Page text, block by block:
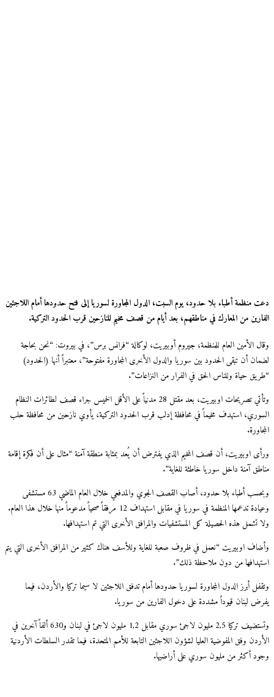
منظمة أطباء بلا حدود، يوم السبت، الدول المجاورة لسوريا إلى فتح حدودها أمام اللاجئين
من المعارك في مناطقهم، بعد أيام من قصف مخيم للنازحين قرب الحدود التركية.
الأمين العام للمنظمة، جيروم أوبيريت، لوكالة “فرانس برس”، في بيروت: “نحن بحاجة
أن تبقى الحدود بين سوريا والدول الأخرى المجاورة مفتوحة”، معتبراً أنها (الحدود)
حياة وللناس الحق في الفرار من النزاعات”.
وتأتي تصريحات اوبيريت، بعد مقتل 28 مدنياً على الأقل الخميس جراء قصف لطائرات النظام
استهدف مخيماً في محافظة إدلب قرب الحدود التركية، يأوي نازحين من محافظة حلب
اوبيريت، أن قصف المخيم الذي يفترض أن يُعد بمثابة منطقة آمنة “مثال على أن فكرة إقامة
آمنة داخل سوريا خاطئة للغاية”.
وبحسب أطباء بلا حدود، أصاب القصف الجوي والمدفعي خلال العام الماضي 63 مستشفى
وعيادة تدعمها المنظمة في سوريا في مقابل استهداف 12 مرفقاً صحياً مدعوماً منها خلال هذا العام.
تشمل هذه الحصيلة كل المستشفيات والمرافق الأخرى التي تم استهدافها.
اوبيريت “نعمل في ظروف صعبة للغاية وللأسف هناك كثير من المرافق الأخرى التي يتم
من دون ملاحظة ذلك”.
أبرز الدول المجاورة لسوريا حدودها أمام تدفق اللاجئين لا سيما تركيا والأردن، فيما
لبنان قيوداً مشددة على دخول الفارين من سوريا.
وتستضيف تركيا 2,5 مليون لاجئ سوري مقابل 1,2 مليون لاجئ في لبنان و630 ألفاً آخرين في
وفق المفوضية العليا لشؤون اللاجئين التابعة للأمم المتحدة، فيما تقدر السلطات الأردنية
أكثر من مليون سوري على أراضيها.